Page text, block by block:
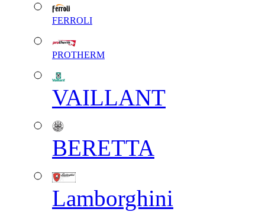
FERROLI
PROTHERM
VAILLANT
BERETTA
Lamborghini